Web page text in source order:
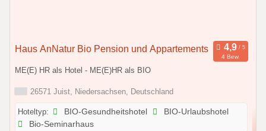
Haus AnNatur Bio Pension und Appartements
4 Bew.
ME(E) HR als Hotel - ME(E)HR als BIO
26571 Juist, Niedersachsen, Deutschland
Hoteltyp: BIO-Gesundheitshotel
BIO-Urlaubshotel
Bio-Seminarhaus